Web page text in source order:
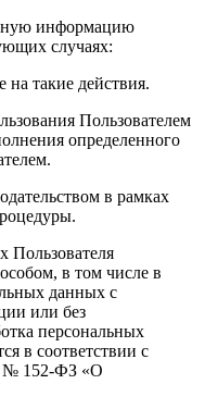
информацию
случаях:
на такие действия.
Пользователем
определенного
в рамках
Пользователя
в том числе в
данных с
или без
персональных
в соответствии с
№ 152-ФЗ «О